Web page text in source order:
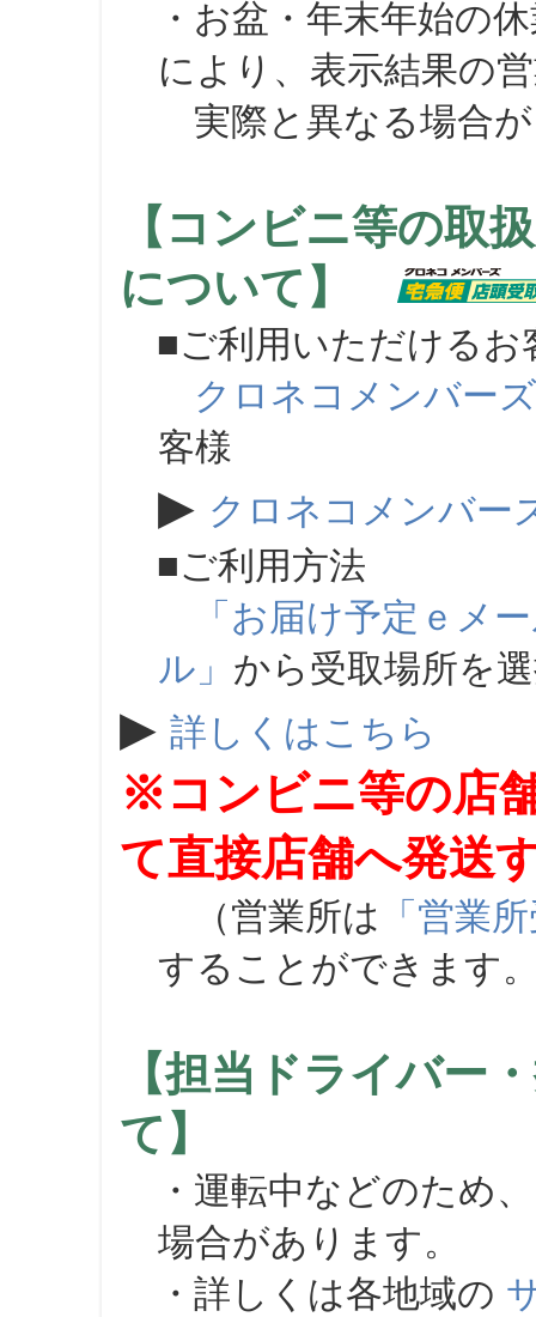
・お盆・年末年始の
により、表示結果の
実際と異なる場合が
【コンビニ等の取
について】
■ご利用いただけるお
クロネコメンバーズ
客様
▶ クロネコメンバー
■ご利用方法
「お届け予定ｅメ
ル」 から受取場所を
▶ 詳しくはこちら
※コンビニ等の店
て直接店舗へ発送
（営業所は 「営業
することができます
【担当ドライバー
て】
・運転中などのため
場合があります。
・詳しくは各地域の